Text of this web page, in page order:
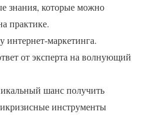
знания, которые можно
практике.
интернет-маркетинга.
от эксперта на волнующий
шанс получить
инструменты